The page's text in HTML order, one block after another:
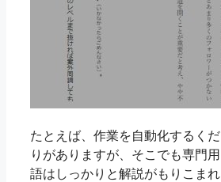
たとえば、作業を自動化するくだ
りがありますが、そこでも専門用
語はしっかりと解説がもりこまれ